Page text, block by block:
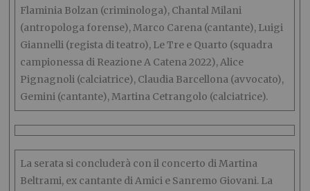
Flaminia Bolzan (criminologa), Chantal Milani
(antropologa forense), Marco Carena (cantante), Luigi
Giannelli (regista di teatro), Le Tre e Quarto (squadra
campionessa di Reazione A Catena 2022), Alice
Pignagnoli (calciatrice), Claudia Barcellona (avvocato),
Gemini (cantante), Martina Cetrangolo (calciatrice).
La serata si concluderà con il concerto di Martina
Beltrami, ex cantante di Amici e Sanremo Giovani. La